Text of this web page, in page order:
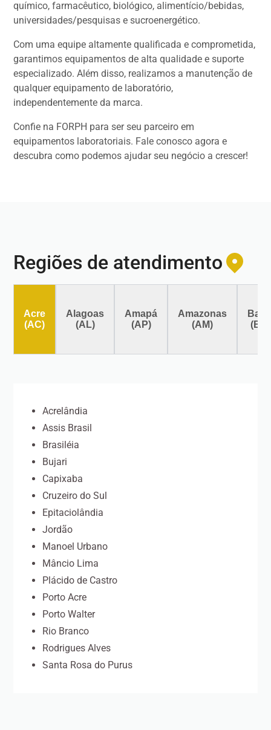
químico, farmacêutico, biológico, alimentício/bebidas,
universidades/pesquisas e sucroenergético.
Com uma equipe altamente qualificada e comprometida,
garantimos equipamentos de alta qualidade e suporte
especializado. Além disso, realizamos a manutenção de
qualquer equipamento de laboratório,
independentemente da marca.
Confie na FORPH para ser seu parceiro em
equipamentos laboratoriais. Fale conosco agora e
descubra como podemos ajudar seu negócio a crescer!
Regiões de atendimento
Acre
(AC)
Alagoas
(AL)
Amapá
(AP)
Amazonas
(AM)
(BA)
Acrelândia
Assis Brasil
Brasiléia
Bujari
Capixaba
Cruzeiro do Sul
Epitaciolândia
Jordão
Manoel Urbano
Mâncio Lima
Plácido de Castro
Porto Acre
Porto Walter
Rio Branco
Rodrigues Alves
Santa Rosa do Purus